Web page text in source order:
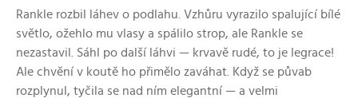
Rankle rozbil láhev o podlahu. Vzhůru vyrazilo spalující bílé
světlo, ožehlo mu vlasy a spálilo strop, ale Rankle se
nezastavil. Sáhl po další láhvi — krvavě rudé, to je legrace!
Ale chvění v koutě ho přimělo zaváhat. Když se půvab
rozplynul, tyčila se nad ním elegantní — a velmi